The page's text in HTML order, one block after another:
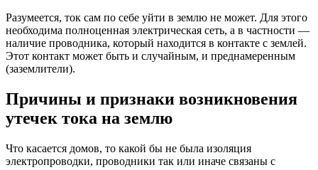
Разумеется, ток сам по себе уйти в землю не может. Для этого
необходима полноценная электрическая сеть, а в частности —
наличие проводника, который находится в контакте с землей.
Этот контакт может быть и случайным, и преднамеренным
(заземлители).
Причины и признаки возникновения
утечек тока на землю
Что касается домов, то какой бы не была изоляция
электропроводки, проводники так или иначе связаны с